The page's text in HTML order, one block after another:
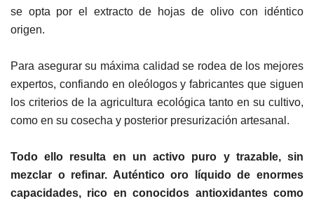
se opta por el extracto de hojas de olivo con idéntico
origen.
Para asegurar su máxima calidad se rodea de los mejores
expertos, confiando en oleólogos y fabricantes que siguen
los criterios de la agricultura ecológica tanto en su cultivo,
como en su cosecha y posterior presurización artesanal.
Todo ello resulta en un activo puro y trazable, sin
mezclar o refinar. Auténtico oro líquido de enormes
capacidades, rico en conocidos antioxidantes como